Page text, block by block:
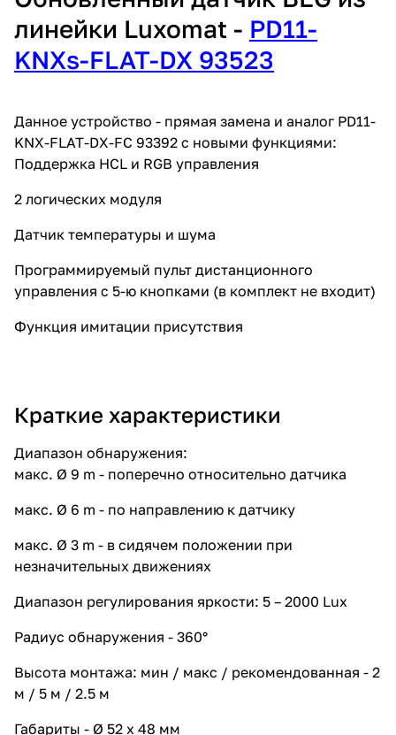
линейки Luxomat - PD11-
KNXs-FLAT-DX 93523
Данное устройство - прямая замена и аналог PD11-
KNX-FLAT-DX-FC 93392 с новыми функциями:
Поддержка HCL и RGB управления
2 логических модуля
Датчик температуры и шума
Программируемый пульт дистанционного
управления с 5-ю кнопками (в комплект не входит)
Функция имитации присутствия
Краткие характеристики
Диапазон обнаружения:
макс. Ø 9 m - поперечно относительно датчика
макс. Ø 6 m - по направлению к датчику
макс. Ø 3 m - в сидячем положении при
незначительных движениях
Диапазон регулирования яркости: 5 – 2000 Lux
Радиус обнаружения - 360°
Высота монтажа: мин / макс / рекомендованная - 2
м / 5 м / 2.5 м
Габариты - Ø 52 x 48 мм